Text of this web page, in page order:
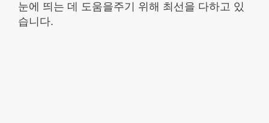
눈에 띄는 데 도움을주기 위해 최선을 다하고 있
습니다.